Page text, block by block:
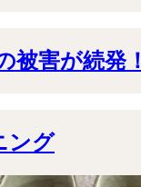
被害が続発！
ング